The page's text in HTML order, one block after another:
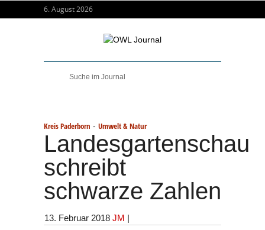
6. August 2026
Kreis Paderborn - Umwelt & Natur
Landesgartenschau
schreibt
schwarze Zahlen
13. Februar 2018 JM |